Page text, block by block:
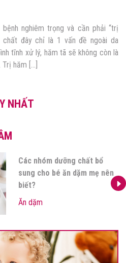
lắng khi dùng tã cho con, nhất là khi
vậy, mẹ hoàn toàn có thể xử lý
hãy đọc bài viết dưới đây để hiểu
[…]
NHẤT
Đồ ăn dặm cho bé: Mẹ cần
sắm gì khi bé bước vào giai
đoạn ăn dặm?
Ăn dặm